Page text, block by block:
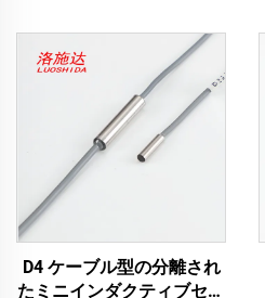
D4 ケーブル型の分離され
たミニインダクティブセン